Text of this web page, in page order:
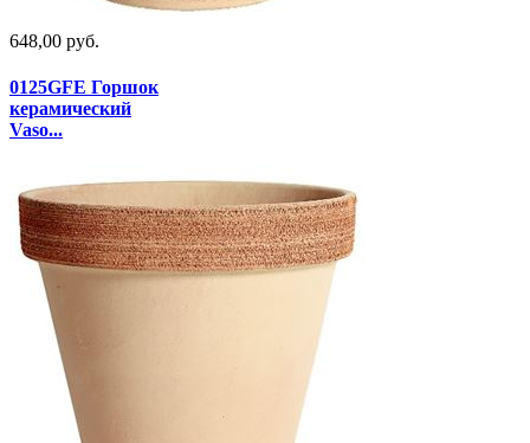
648,00 руб.
0125GFE Горшок
керамический
Vaso...